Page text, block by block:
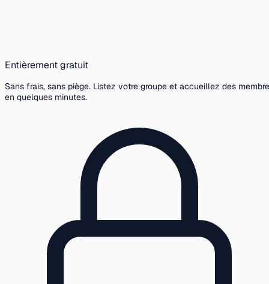
Entièrement gratuit
Sans frais, sans piège. Listez votre groupe et accueillez des
en quelques minutes.